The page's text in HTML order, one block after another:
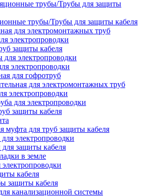
трубы/Трубы для защиты кабеля
для электромонтажных труб
электропроводки
защиты кабеля
для электропроводки
электропроводки
для гофротруб
для электромонтажных труб
электропроводки
для электропроводки
защиты кабеля
муфта для труб защиты кабеля
электропроводки
защиты кабеля
в земле
кабеля
защиты кабеля